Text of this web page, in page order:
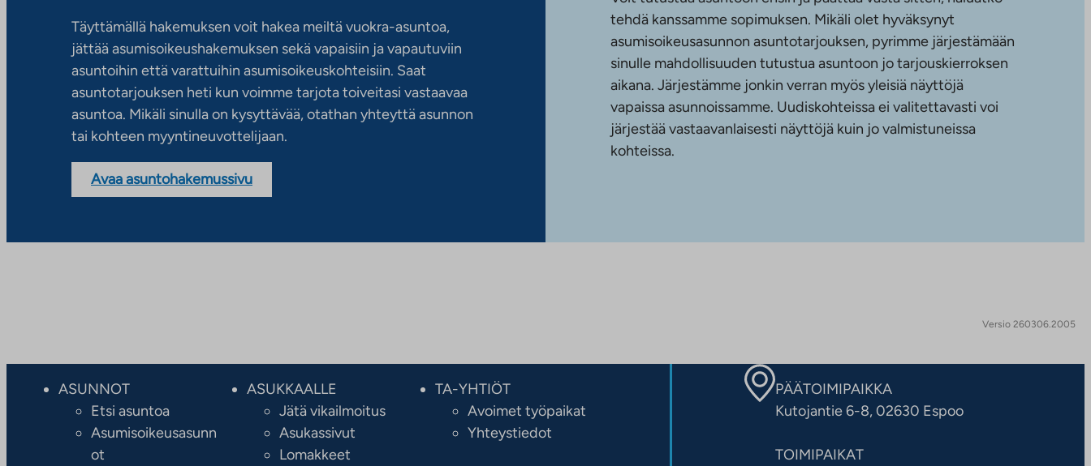
Täyttämällä hakemuksen voit hakea meiltä vuokra-asuntoa,
jättää asumisoikeushakemuksen sekä vapaisiin ja vapautuviin
asuntoihin että varattuihin asumisoikeuskohteisiin. Saat
asuntotarjouksen heti kun voimme tarjota toiveitasi vastaavaa
asuntoa. Mikäli sinulla on kysyttävää, otathan yhteyttä asunnon
tai kohteen myyntineuvottelijaan.
Avaa asuntohakemussivu
tehdä kanssamme sopimuksen. Mikäli olet hyväksynyt
asumisoikeusasunnon asuntotarjouksen, pyrimme järjestämään
sinulle mahdollisuuden tutustua asuntoon jo tarjouskierroksen
aikana. Järjestämme jonkin verran myös yleisiä näyttöjä
vapaissa asunnoissamme. Uudiskohteissa ei valitettavasti voi
järjestää vastaavanlaisesti näyttöjä kuin jo valmistuneissa
kohteissa.
Versio 260306.2005
ASUNNOT
Etsi asuntoa
Asumisoikeusasunn
ot
ASUKKAALLE
Jätä vikailmoitus
Asukassivut
Lomakkeet
TA-YHTIÖT
Avoimet työpaikat
Yhteystiedot
PÄÄTOIMIPAIKKA
Kutojantie 6-8, 02630 Espoo
TOIMIPAIKAT